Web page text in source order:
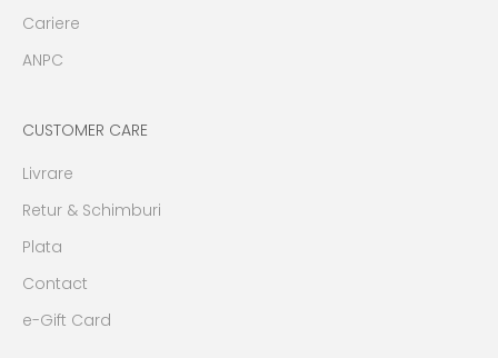
Cariere
ANPC
CUSTOMER CARE
Livrare
Retur & Schimburi
Plata
Contact
e-Gift Card